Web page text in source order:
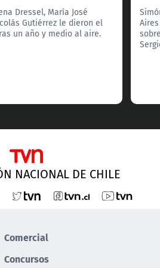
Dressel, María José
Gutiérrez le dieron el
un año y medio al aire.
NACIONAL DE CHILE
Comercial
Concursos